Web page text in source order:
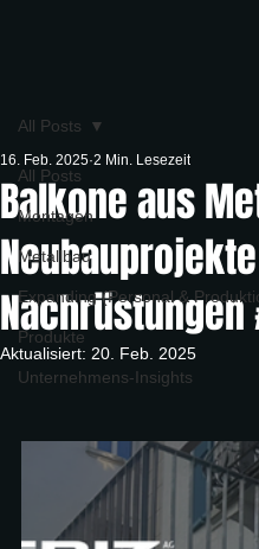
All Posts
Montagen
Metallbau
Expanding (Personal &
Produkte
Unternehmens-Insights
All Posts
Balkone aus
16. Feb. 2025 2 Min. Lesezeit
Aktualisiert: 20. Feb. 2025